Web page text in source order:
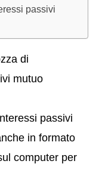
passivi
di
mutuo
passivi
in formato
computer per